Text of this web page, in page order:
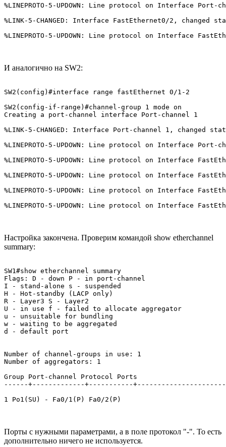
%LINEPROTO-5-UPDOWN: Line protocol on Interface
%LINK-5-CHANGED: Interface FastEthernet0/2, changed
%LINEPROTO-5-UPDOWN: Line protocol on Interface
И аналогично на SW2:
SW2(config)#interface range fastEthernet 0/1-2
SW2(config-if-range)#channel-group 1 mode on
Creating a port-channel interface Port-channel 1
%LINK-5-CHANGED: Interface Port-channel 1, changed
%LINEPROTO-5-UPDOWN: Line protocol on Interface
%LINEPROTO-5-UPDOWN: Line protocol on Interface
%LINEPROTO-5-UPDOWN: Line protocol on Interface
%LINEPROTO-5-UPDOWN: Line protocol on Interface
%LINEPROTO-5-UPDOWN: Line protocol on Interface
Настройка закончена. Проверим командой show etherchannel
summary:
SW1#show etherchannel summary
Flags: D - down P - in port-channel
I - stand-alone s - suspended
H - Hot-standby (LACP only)
R - Layer3 S - Layer2
U - in use f - failed to allocate aggregator
u - unsuitable for bundling
w - waiting to be aggregated
d - default port
Number of channel-groups in use: 1
Number of aggregators: 1
Group Port-channel Protocol Ports
------+-------------+-----------
1 Po1(SU) - Fa0/1(P) Fa0/2(P)
Порты с нужными параметрами, а в поле протокол "-". То есть
дополнительно ничего не используется.